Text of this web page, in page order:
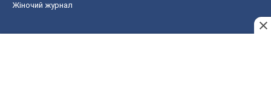
Жіночий журнал